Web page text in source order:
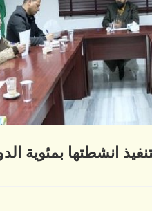
انشطتها بمئوية